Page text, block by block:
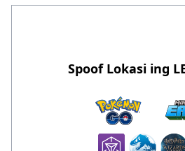
Spoof Lokasi ing